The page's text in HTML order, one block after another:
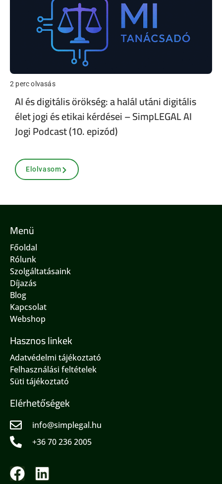
2 perc olvasás
AI és digitális örökség: a halál utáni digitális
élet jogi és etikai kérdései – SimpLEGAL AI
Jogi Podcast (10. epizód)
Elolvasom
Elérhetőségek
info@simplegal.hu
+36 70 236 2005
Menü
Főoldal
Rólunk
Szolgáltatásaink
Díjazás
Blog
Kapcsolat
Webshop
Hasznos linkek
Adatvédelmi tájékoztató
Felhasználási feltételek
Süti tájékoztató